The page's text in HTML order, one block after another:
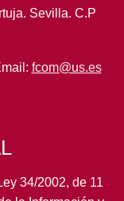
Sevilla. C.P
fcom@us.es
34/2002, de 11